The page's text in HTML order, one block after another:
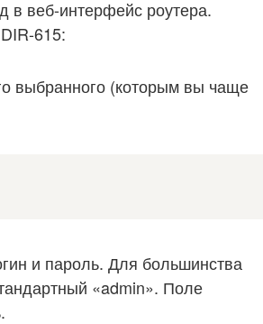
в веб-интерфейс роутера.
615:
выбранного (которым вы чаще
и пароль. Для большинства
«admin». Поле